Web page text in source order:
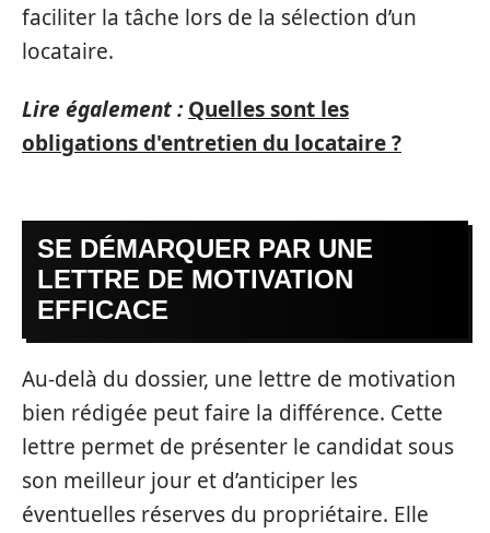
faciliter la tâche lors de la sélection d’un
locataire.
Lire également : Quelles sont les
obligations d'entretien du locataire ?
SE DÉMARQUER PAR UNE
LETTRE DE MOTIVATION
EFFICACE
Au-delà du dossier, une lettre de motivation
bien rédigée peut faire la différence. Cette
lettre permet de présenter le candidat sous
son meilleur jour et d’anticiper les
éventuelles réserves du propriétaire. Elle